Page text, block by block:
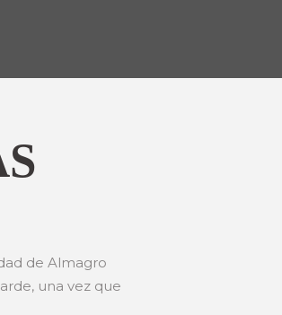
de Almagro
una vez que